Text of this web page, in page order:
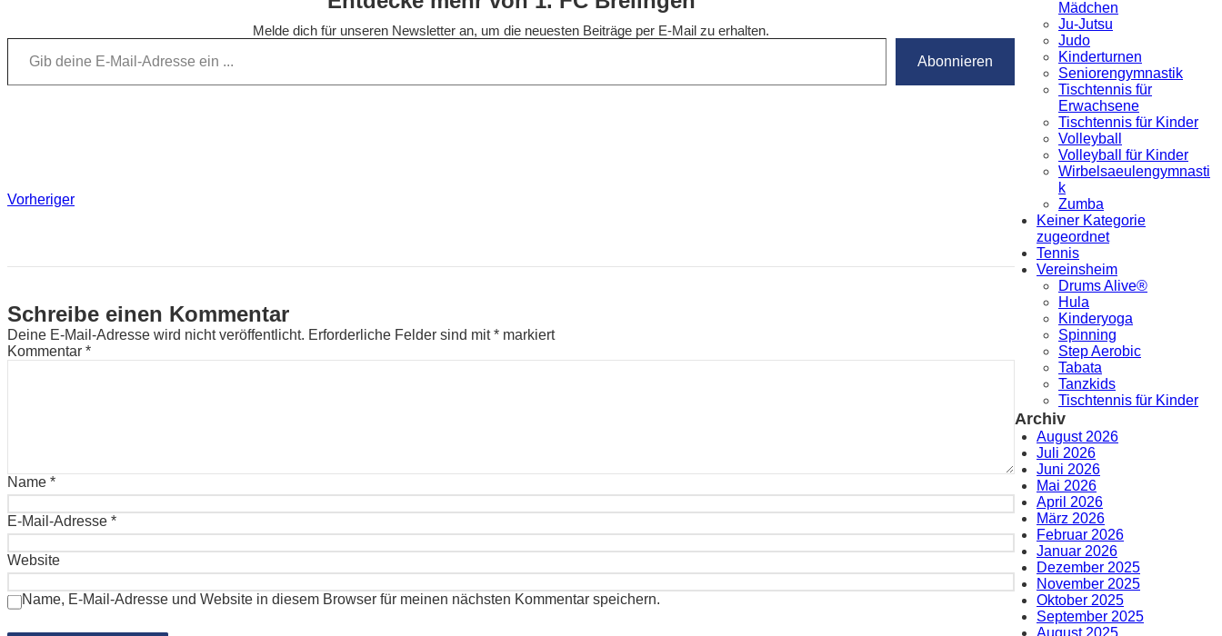
Melde dich für unseren Newsletter an, um die neuesten Beiträge per E-Mail zu erhalten.
Gib deine E-Mail-Adresse ein …
Abonnieren
Vorheriger
Schreibe einen Kommentar
Deine E-Mail-Adresse wird nicht veröffentlicht. Erforderliche Felder sind mit* markiert
Kommentar *
Name *
E-Mail-Adresse *
Website
Name, E-Mail-Adresse und Website in diesem Browser für meinen nächsten Kommentar speichern.
Mädchen
Ju-Jutsu
Judo
Kinderturnen
Seniorengymnastik
Tischtennis für
Erwachsene
Tischtennis für Kinder
Volleyball
Volleyball für Kinder
Wirbelsaeulengymnasti
k
Zumba
Keiner Kategorie
zugeordnet
Tennis
Vereinsheim
Drums Alive®
Hula
Kinderyoga
Spinning
Step Aerobic
Tabata
Tanzkids
Tischtennis für Kinder
Archiv
August 2026
Juli 2026
Juni 2026
Mai 2026
April 2026
März 2026
Februar 2026
Januar 2026
Dezember 2025
November 2025
Oktober 2025
September 2025
August 2025